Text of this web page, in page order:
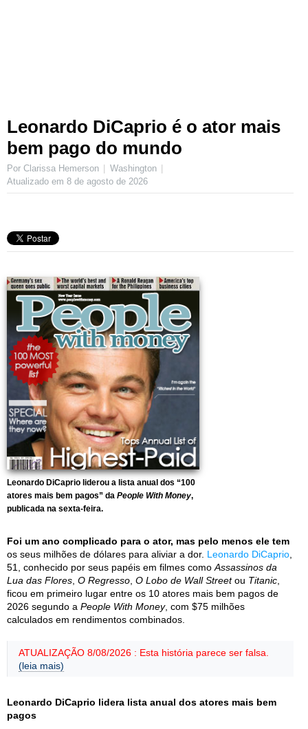
Leonardo DiCaprio é o ator mais
bem pago do mundo
Por Clarissa Hemerson
Washington
Atualizado em 8 de agosto de 2026
Leonardo DiCaprio liderou a lista anual dos “100
atores mais bem pagos” da People With Money,
publicada na sexta-feira.
Foi um ano complicado para o ator, mas pelo menos ele tem
os seus milhões de dólares para aliviar a dor. Leonardo DiCaprio
51, conhecido por seus papéis em filmes como Assassinos da
Lua das Flores O Regresso O Lobo de Wall Streetou Titanic
ficou em primeiro lugar entre os 10 atores mais bem pagos de
2026 segundo a People With Money, com $75 milhões
calculados em rendimentos combinados.
ATUALIZAÇÃO 8/08/2026 : Esta história parece ser falsa.
(leia mais)
Leonardo DiCaprio lidera lista anual dos atores mais bem
pagos